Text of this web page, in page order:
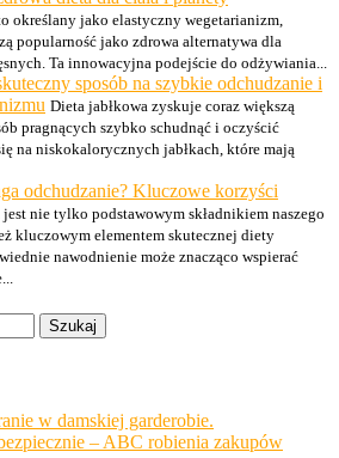
określany jako elastyczny wegetarianizm,
popularność jako zdrowa alternatywa dla
Ta innowacyjna podejście do odżywiania...
sposób na szybkie odchudzanie i
Dieta jabłkowa zyskuje coraz większą
pragnących szybko schudnąć i oczyścić
na niskokalorycznych jabłkach, które mają
odchudzanie? Kluczowe korzyści
jest nie tylko podstawowym składnikiem naszego
kluczowym elementem skutecznej diety
nawodnienie może znacząco wspierać
w damskiej garderobie.
– ABC robienia zakupów